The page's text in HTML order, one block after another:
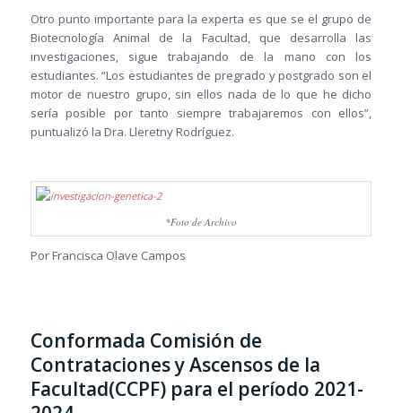
Otro punto importante para la experta es que se el grupo de
Biotecnología Animal de la Facultad, que desarrolla las
investigaciones, sigue trabajando de la mano con los
estudiantes. “Los estudiantes de pregrado y postgrado son el
motor de nuestro grupo, sin ellos nada de lo que he dicho
sería posible por tanto siempre trabajaremos con ellos”,
puntualizó la Dra. Lleretny Rodríguez.
*Foto de Archivo
Por Francisca Olave Campos
Conformada Comisión de
Contrataciones y Ascensos de la
Facultad(CCPF) para el período 2021-